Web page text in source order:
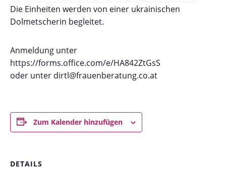
Die Einheiten werden von einer ukrainischen
Dolmetscherin begleitet.
Anmeldung unter
https://forms.office.com/e/HA842ZtGsS
oder unter dirtl@frauenberatung.co.at
Zum Kalender hinzufügen
DETAILS